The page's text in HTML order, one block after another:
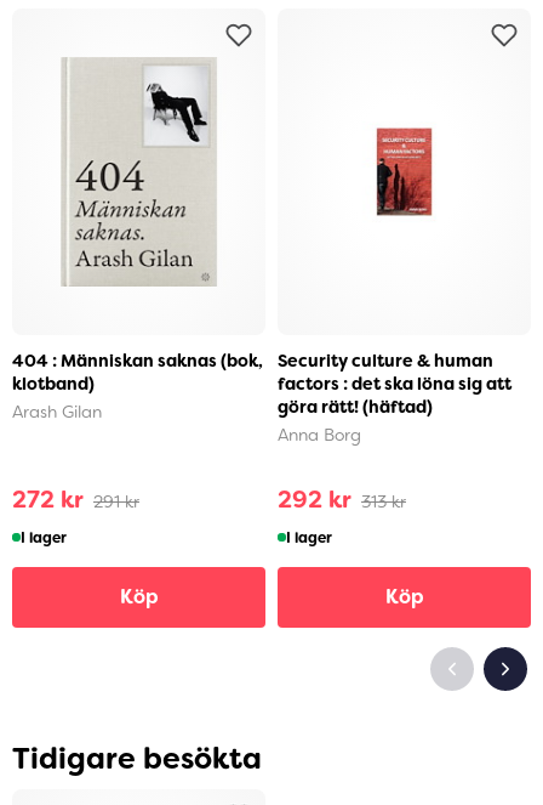
404 : Människan saknas (bok,
klotband)
Arash Gilan
272 kr 291 kr
I lager
Köp
Security culture & human
factors : det ska löna sig att
göra rätt! (häftad)
Anna Borg
292 kr 313 kr
I lager
Köp
Tidigare besökta